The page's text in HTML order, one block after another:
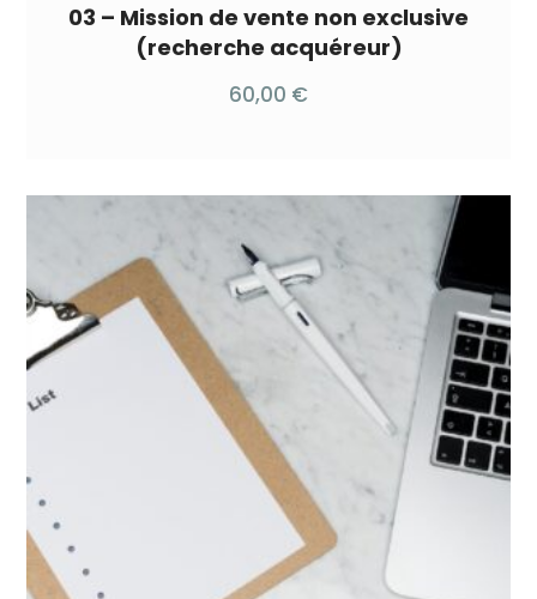
03 – Mission de vente non exclusive
(recherche acquéreur)
60,00 €